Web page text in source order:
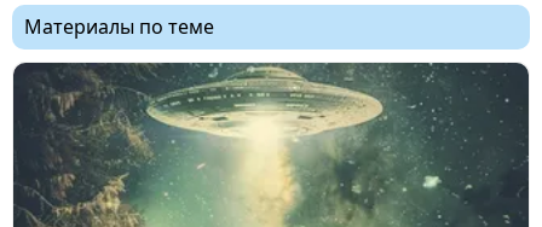
Материалы по теме